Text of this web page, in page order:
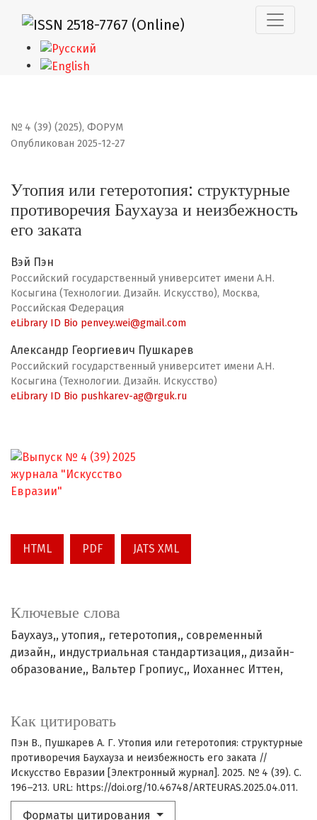
Утопия или гетеротопия: структурные противоречия
№ 4 (39) (2025), ФОРУМ
Утопия или гетеротопия: структурные
противоречия Баухауза и неизбежность
его заката
Опубликован 2025-12-27
Вэй Пэн
Российский государственный университет имени А.Н.
Косыгина (Технологии. Дизайн. Искусство), Москва,
Российская Федерация
eLibrary ID Bio penvey.wei@gmail.com
Александр Георгиевич Пушкарев
Российский государственный университет имени А.Н.
Косыгина (Технологии. Дизайн. Искусство)
eLibrary ID Bio pushkarev-ag@rguk.ru
HTML PDF JATS XML
Ключевые слова
Баухауз, утопия, гетеротопия, современный
дизайн, индустриальная стандартизация, дизайн-
образование, Вальтер Гропиус, Иоханнес Иттен,
Как цитировать
Пэн В., Пушкарев А. Г. Утопия или гетеротопия: структурные
противоречия Баухауза и неизбежность его заката //
Искусство Евразии [Электронный журнал]. 2025. № 4 (39). С.
196–213. URL: https://doi.org/10.46748/ARTEURAS.2025.04.011.
Форматы цитирования